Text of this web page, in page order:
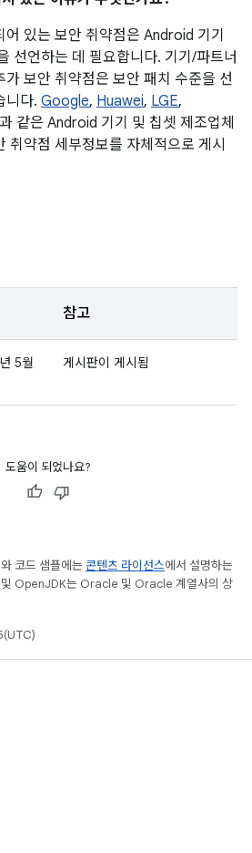
있는 보안 취약점은 Android 기기
선언하는 데 필요합니다. 기기/파트너
보안 취약점은 보안 패치 수준을 선
니다. Google, Huawei, LGE,
과 같은 Android 기기 및 칩셋 제조업체
취약점 세부정보를 자체적으로 게시
참고
5월
게시판이 게시됨
도움이 되었나요?
코드 샘플에는 콘텐츠 라이선스에서 설명하는
및 OpenJDK는 Oracle 및 Oracle 계열사의 상